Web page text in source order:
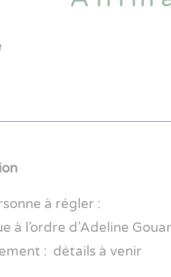
à régler :
à l’ordre d’Adeline
: détails à venir